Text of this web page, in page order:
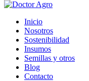
Inicio
Nosotros
Sostenibilidad
Insumos
Semillas y otros
Blog
Contacto